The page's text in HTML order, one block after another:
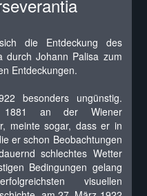
die Entdeckung des
durch Johann Palisa zum
Entdeckungen.
besonders ungünstig.
an der Wiener
meinte sogar, dass er in
er schon Beobachtungen
schlechtes Wetter
Bedingungen gelang
visuellen